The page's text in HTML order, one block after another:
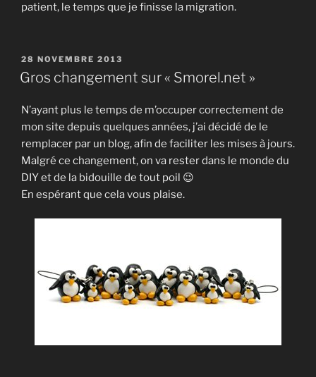
patient, le temps que je finisse la migration.
PUBLIÉ
LE
28 NOVEMBRE 2013
Gros changement sur « Smorel.net »
N’ayant plus le temps de m’occuper correctement de
mon site depuis quelques années, j’ai décidé de le
remplacer par un blog, afin de faciliter les mises à jours.
Malgré ce changement, on va rester dans le monde du
DIY et de la bidouille de tout poil 😉
En espérant que cela vous plaise.